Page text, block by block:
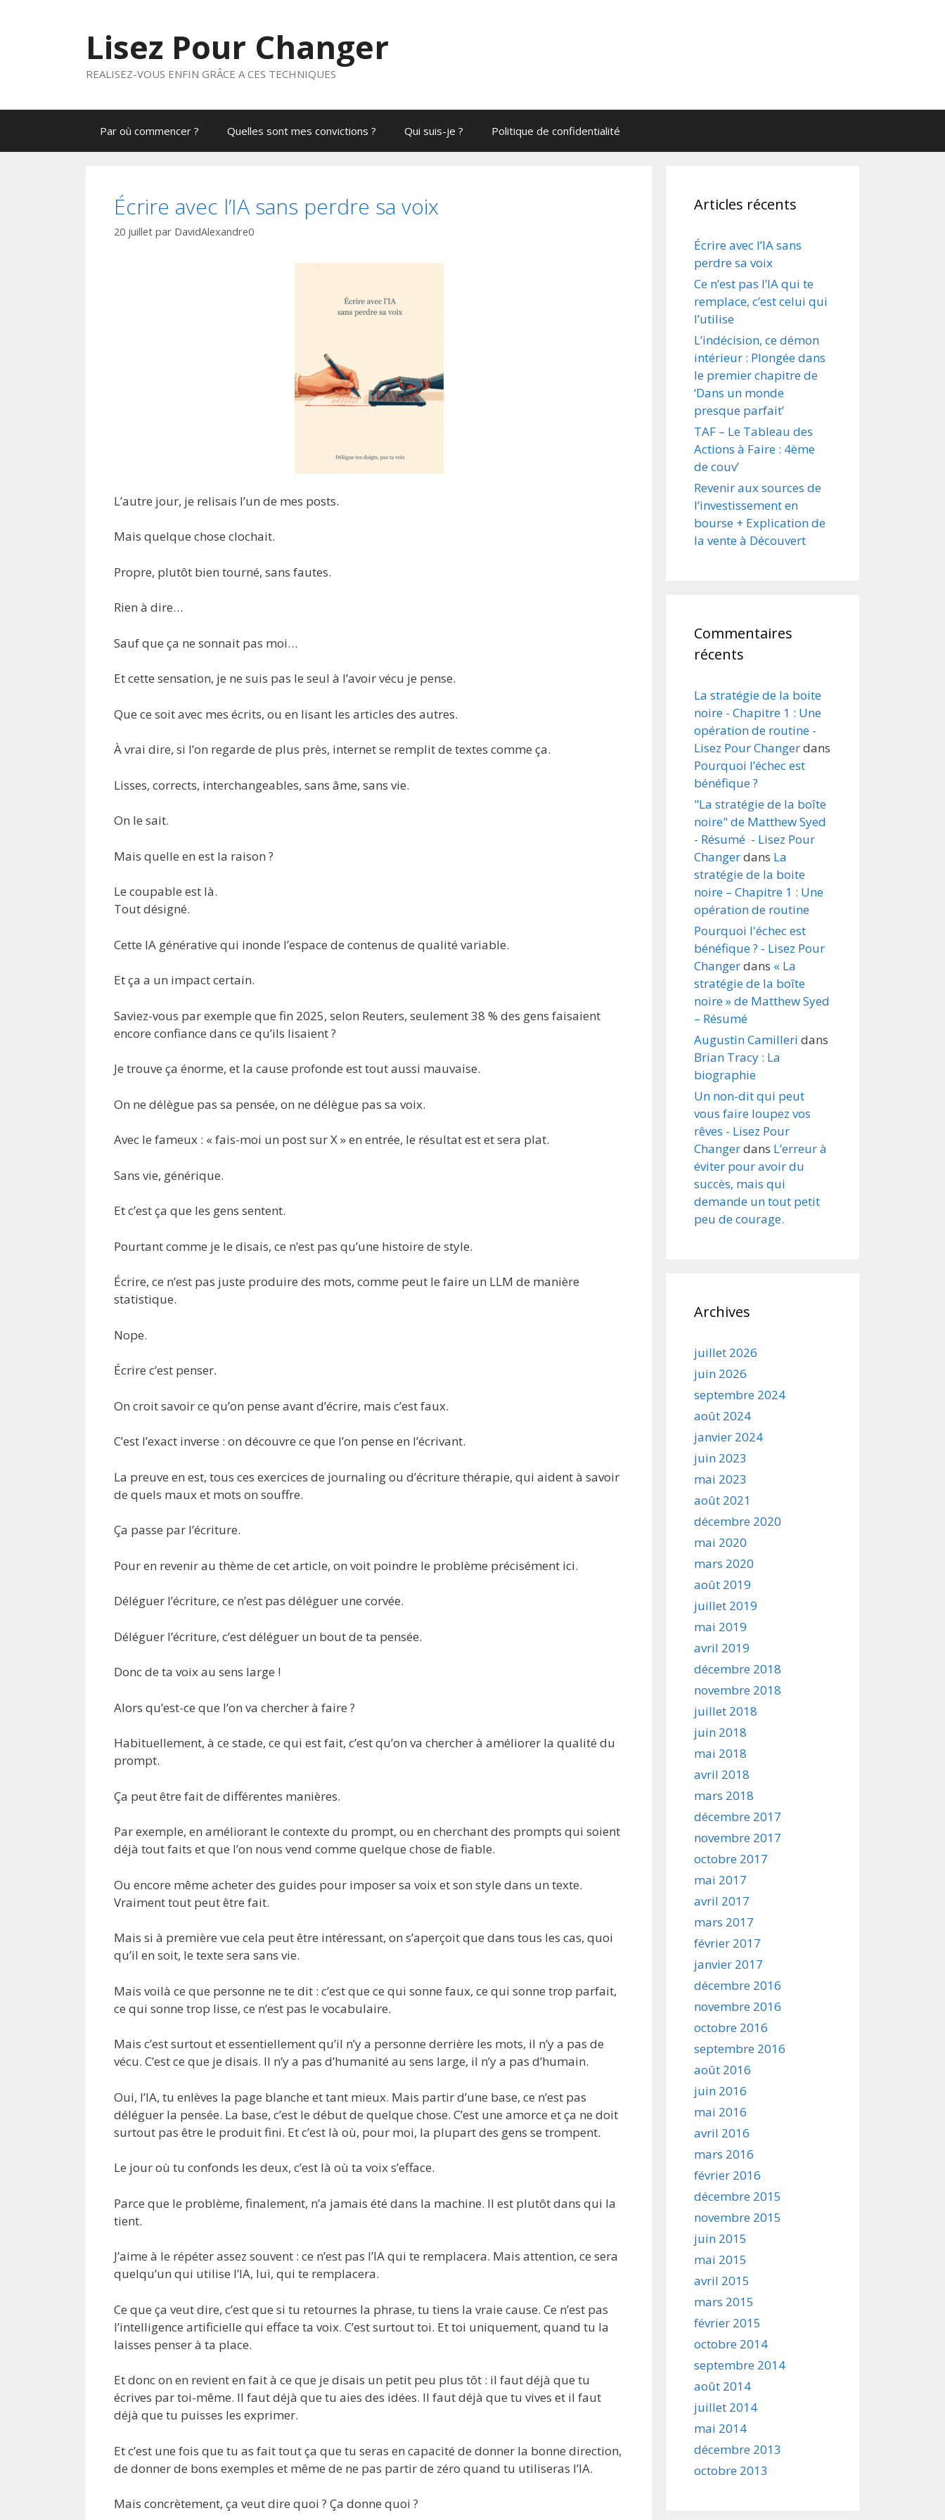
Lisez Pour Changer
REALISEZ-VOUS ENFIN GRÂCE A CES TECHNIQUES
Par où commencer ? Quelles sont mes convictions ? Qui suis-je ? Politique de confidentialité
Écrire avec l’IA sans perdre sa voix
20 juillet par DavidAlexandre0
L’autre jour, je relisais l’un de mes posts.
Mais quelque chose clochait.
Propre, plutôt bien tourné, sans fautes.
Rien à dire…
Sauf que ça ne sonnait pas moi…
Et cette sensation, je ne suis pas le seul à l’avoir vécu je pense.
Que ce soit avec mes écrits, ou en lisant les articles des autres.
À vrai dire, si l’on regarde de plus près, internet se remplit de textes comme ça.
Lisses, corrects, interchangeables, sans âme, sans vie.
On le sait.
Mais quelle en est la raison ?
Le coupable est là.
Tout désigné.
Cette IA générative qui inonde l’espace de contenus de qualité variable.
Et ça a un impact certain.
Saviez-vous par exemple que fin 2025, selon Reuters, seulement 38 % des gens faisaient
encore confiance dans ce qu’ils lisaient ?
Je trouve ça énorme, et la cause profonde est tout aussi mauvaise.
On ne délègue pas sa pensée, on ne délègue pas sa voix.
Avec le fameux : « fais-moi un post sur X » en entrée, le résultat est et sera plat.
Sans vie, générique.
Et c’est ça que les gens sentent.
Pourtant comme je le disais, ce n’est pas qu’une histoire de style.
Écrire, ce n’est pas juste produire des mots, comme peut le faire un LLM de manière
statistique.
Nope.
Écrire c’est penser.
On croit savoir ce qu’on pense avant d’écrire, mais c’est faux.
C’est l’exact inverse : on découvre ce que l’on pense en l’écrivant.
La preuve en est, tous ces exercices de journaling ou d’écriture thérapie, qui aident à savoir
de quels maux et mots on souffre.
Ça passe par l’écriture.
Pour en revenir au thème de cet article, on voit poindre le problème précisément ici.
Déléguer l’écriture, ce n’est pas déléguer une corvée.
Déléguer l’écriture, c’est déléguer un bout de ta pensée.
Donc de ta voix au sens large !
Alors qu’est-ce que l’on va chercher à faire ?
Habituellement, à ce stade, ce qui est fait, c’est qu’on va chercher à améliorer la qualité du
prompt.
Ça peut être fait de différentes manières.
Par exemple, en améliorant le contexte du prompt, ou en cherchant des prompts qui soient
déjà tout faits et que l’on nous vend comme quelque chose de fiable.
Ou encore même acheter des guides pour imposer sa voix et son style dans un texte.
Vraiment tout peut être fait.
Mais si à première vue cela peut être intéressant, on s’aperçoit que dans tous les cas, quoi
qu’il en soit, le texte sera sans vie.
Mais voilà ce que personne ne te dit : c’est que ce qui sonne faux, ce qui sonne trop parfait,
ce qui sonne trop lisse, ce n’est pas le vocabulaire.
Mais c’est surtout et essentiellement qu’il n’y a personne derrière les mots, il n’y a pas de
vécu. C’est ce que je disais. Il n’y a pas d’humanité au sens large, il n’y a pas d’humain.
Oui, l’IA, tu enlèves la page blanche et tant mieux. Mais partir d’une base, ce n’est pas
déléguer la pensée. La base, c’est le début de quelque chose. C’est une amorce et ça ne doit
surtout pas être le produit fini. Et c’est là où, pour moi, la plupart des gens se trompent.
Le jour où tu confonds les deux, c’est là où ta voix s’efface.
Parce que le problème, finalement, n’a jamais été dans la machine. Il est plutôt dans qui la
tient.
J’aime à le répéter assez souvent : ce n’est pas l’IA qui te remplacera. Mais attention, ce sera
quelqu’un qui utilise l’IA, lui, qui te remplacera.
Ce que ça veut dire, c’est que si tu retournes la phrase, tu tiens la vraie cause. Ce n’est pas
l’intelligence artificielle qui efface ta voix. C’est surtout toi. Et toi uniquement, quand tu la
laisses penser à ta place.
Et donc on en revient en fait à ce que je disais un petit peu plus tôt : il faut déjà que tu
écrives par toi-même. Il faut déjà que tu aies des idées. Il faut déjà que tu vives et il faut
déjà que tu puisses les exprimer.
Et c’est une fois que tu as fait tout ça que tu seras en capacité de donner la bonne direction,
de donner de bons exemples et même de ne pas partir de zéro quand tu utiliseras l’IA.
Mais concrètement, ça veut dire quoi ? Ça donne quoi ?
Articles récents
Écrire avec l’IA sans
perdre sa voix
Ce n’est pas l’IA qui te
remplace, c’est celui qui
l’utilise
L’indécision, ce démon
intérieur : Plongée dans
le premier chapitre de
‘Dans un monde
presque parfait’
TAF – Le Tableau des
Actions à Faire : 4ème
de couv’
Revenir aux sources de
l’investissement en
bourse + Explication de
la vente à Découvert
Commentaires
récents
La stratégie de la boite
noire - Chapitre 1 : Une
opération de routine -
Lisez Pour Changerdans
Pourquoi l’échec est
bénéfique ?
"La stratégie de la boîte
noire" de Matthew Syed
- Résumé - Lisez Pour
Changerdans La
stratégie de la boite
noire – Chapitre 1 : Une
opération de routine
Pourquoi l'échec est
bénéfique ? - Lisez Pour
Changerdans « La
stratégie de la boîte
noire » de Matthew Syed
– Résumé
Augustin Camilleri dans
Brian Tracy : La
biographie
Un non-dit qui peut
vous faire loupez vos
rêves - Lisez Pour
Changerdans L’erreur à
éviter pour avoir du
succès, mais qui
demande un tout petit
peu de courage.
Archives
juillet 2026
juin 2026
septembre 2024
août 2024
janvier 2024
juin 2023
mai 2023
août 2021
décembre 2020
mai 2020
mars 2020
août 2019
juillet 2019
mai 2019
avril 2019
décembre 2018
novembre 2018
juillet 2018
juin 2018
mai 2018
avril 2018
mars 2018
décembre 2017
novembre 2017
octobre 2017
mai 2017
avril 2017
mars 2017
février 2017
janvier 2017
décembre 2016
novembre 2016
octobre 2016
septembre 2016
août 2016
juin 2016
mai 2016
avril 2016
mars 2016
février 2016
décembre 2015
novembre 2015
juin 2015
mai 2015
avril 2015
mars 2015
février 2015
octobre 2014
septembre 2014
août 2014
juillet 2014
mai 2014
décembre 2013
octobre 2013